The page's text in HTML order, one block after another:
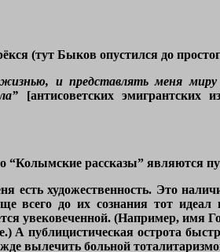
(тут Быков опустился до
и представлять меня миру
[антисоветских эмигрантских
рассказы” являются
художественность. Это
всего до их сознания тот идеал
увековеченной. (Например, имя
А публицистическая острота
вылечить больной